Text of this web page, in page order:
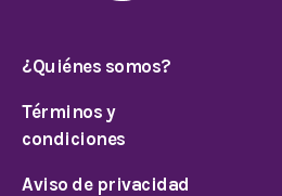
¿Quiénes somos?
Términos y
condiciones
Aviso de privacidad